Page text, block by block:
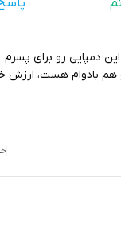
پاسخ
رو برای پسرم
هست، ارزش خرید
خریدار